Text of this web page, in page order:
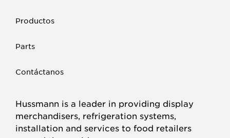
Productos
Parts
Contáctanos
Hussmann is a leader in providing display
merchandisers, refrigeration systems,
installation and services to food retailers